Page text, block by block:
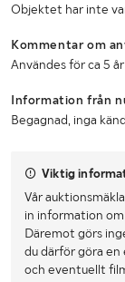
Objektet har inte
Kommentar om
Användes för ca 5
Information från
Begagnad, inga
Viktig
Vår
in information
Däremot görs
du därför göra
och eventuellt